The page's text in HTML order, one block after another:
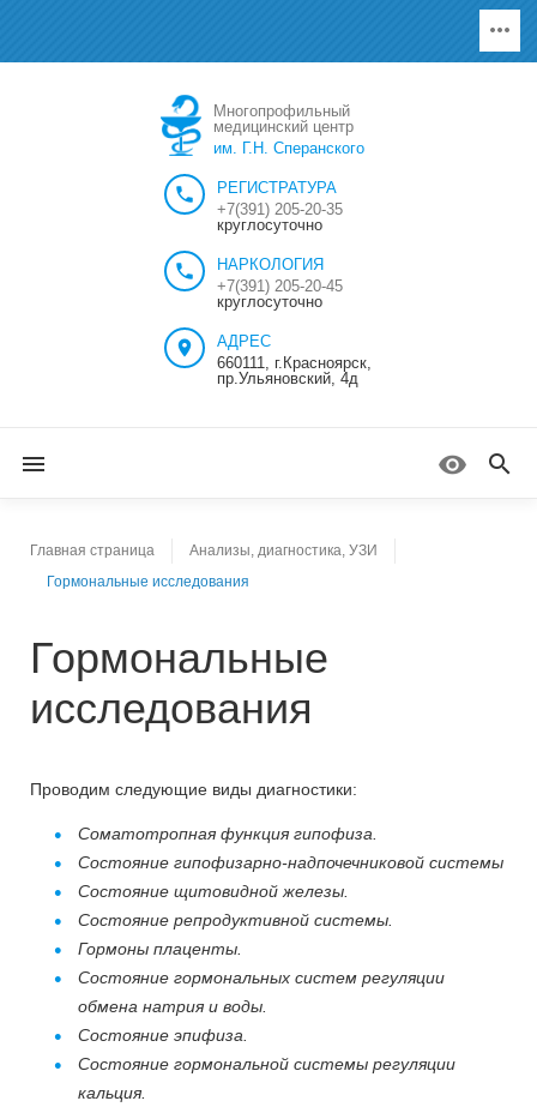
Многопрофильный
медицинский центр
им. Г.Н. Сперанского
РЕГИСТРАТУРА
+7(391) 205-20-35
круглосуточно
НАРКОЛОГИЯ
+7(391) 205-20-45
круглосуточно
АДРЕС
660111, г.Красноярск,
пр.Ульяновский, 4д
Главная страница
Анализы, диагностика, УЗИ
Гормональные исследования
Гормональные
исследования
Проводим следующие виды диагностики:
Соматотропная функция гипофиза.
Состояние гипофизарно-надпочечниковой системы
Состояние щитовидной железы.
Состояние репродуктивной системы.
Гормоны плаценты.
Состояние гормональных систем регуляции
обмена натрия и воды.
Состояние эпифиза.
Состояние гормональной системы регуляции
кальция.